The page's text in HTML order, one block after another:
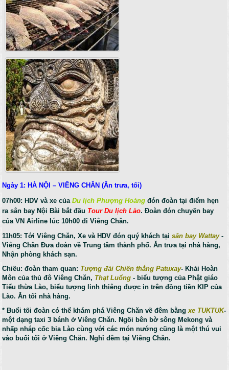
Ngày 1: HÀ NỘI – VIÊNG CHĂN (Ăn trưa, tối)
07h00: HDV và xe củaDu lịch Phượng Hoàng đón đoàn tại điểm hẹn
ra sân bay Nội Bài bắt đầu Tour Du lịch Lào. Đoàn đón chuyến bay
của VN Airline lúc 10h00 đi Viêng Chăn.
11h05: Tới Viêng Chăn, Xe và HDV đón quý khách tạisân bay Wattay-
Viêng Chăn Đưa đoàn về Trung tâm thành phố. Ăn trưa tại nhà hàng,
Nhận phòng khách sạn.
Chiều: đoàn tham quan: Tượng đài Chiến thắng Patuxay- Khải Hoàn
Môn của thủ đô Viêng Chăn, Thạt Luổng - biểu tượng của Phật giáo
Tiểu thừa Lào, biểu tượng linh thiêng được in trên đồng tiền KIP của
Lào. Ăn tối nhà hàng.
* Buổi tối đoàn có thể khám phá Viêng Chăn về đêm bằng xe TUKTUK-
một dạng taxi 3 bánh ở Viêng Chăn. Ngồi bên bờ sông Mekong và
nhấp nháp cốc bia Lào cùng với các món nướng cũng là một thú vui
vào buổi tối ở Viêng Chăn. Nghỉ đêm tại Viêng Chăn.